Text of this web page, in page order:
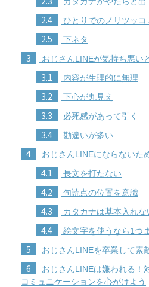
2.4 ひとりでのノリツッコ
2.5 下ネタ
3 おじさんLINEが気持ち悪い
3.1 内容が生理的に無理
3.2 下心が丸見え
3.3 必死感があって引く
3.4 勘違いが多い
4 おじさんLINEにならないた
4.1 長文を打たない
4.2 句読点の位置を意識
4.3 カタカナは基本入れな
4.4 絵文字を使うなら1つ
5 おじさんLINEを卒業して素
6
おじさんLINEは嫌われる！
コミュニケーションを心がけよう